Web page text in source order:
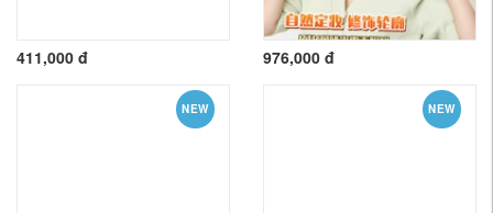
411,000 đ 976,000 đ
NEW NEW